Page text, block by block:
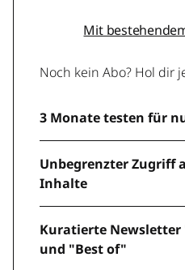
Mit
Noch kein Abo? Hol dir
3 Monate testen für
Unbegrenzter Zugriff
Inhalte
Kuratierte
und "Best of"